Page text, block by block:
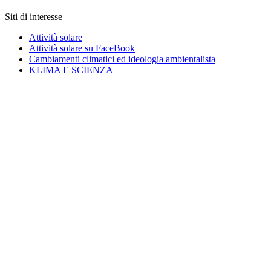
Siti di interesse
Attività solare
Attività solare su FaceBook
Cambiamenti climatici ed ideologia ambientalista
KLIMA E SCIENZA